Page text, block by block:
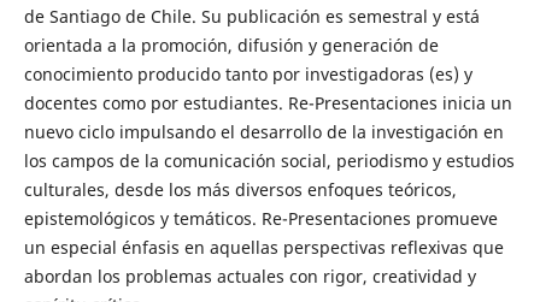
de Santiago de Chile. Su publicación es semestral y está
orientada a la promoción, difusión y generación de
conocimiento producido tanto por investigadoras (es) y
docentes como por estudiantes. Re-Presentaciones inicia un
nuevo ciclo impulsando el desarrollo de la investigación en
los campos de la comunicación social, periodismo y estudios
culturales, desde los más diversos enfoques teóricos,
epistemológicos y temáticos. Re-Presentaciones promueve
un especial énfasis en aquellas perspectivas reflexivas que
abordan los problemas actuales con rigor, creatividad y